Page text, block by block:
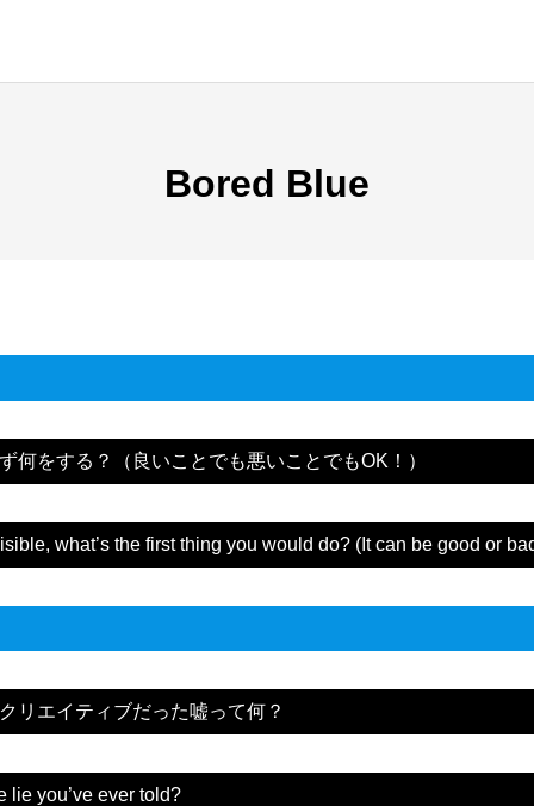
Bored Blue
何をする？（良いことでも悪いことでもOK！）
what’s the first thing you would do? (It can be good or
リエイティブだった嘘って何？
lie you’ve ever told?